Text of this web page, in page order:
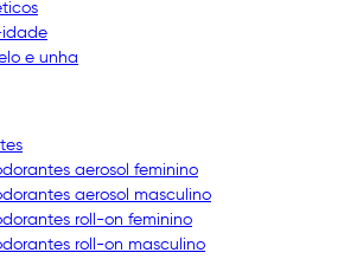
e unha
aerosol feminino
aerosol masculino
roll-on feminino
roll-on masculino